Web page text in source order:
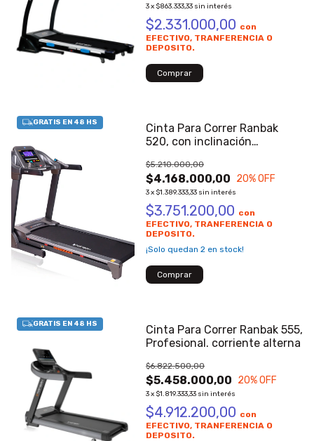
3x $863.333,33 sin interés
$2.331.000,00 con
EFECTIVO, TRANFERENCIA O
DEPOSITO.
Cinta Para Correr Ranbak
520, con inclinación
$4.168.000,00
$5.210.000,00
20% OFF
3x $1.389.333,33 sin interés
$3.751.200,00 con
EFECTIVO, TRANFERENCIA O
DEPOSITO.
¡Solo quedan 2 en stock!
Cinta Para Correr Ranbak 555,
Profesional. corriente alterna
$5.458.000,00
$6.822.500,00
20% OFF
3x $1.819.333,33 sin interés
$4.912.200,00 con
EFECTIVO, TRANFERENCIA O
DEPOSITO.